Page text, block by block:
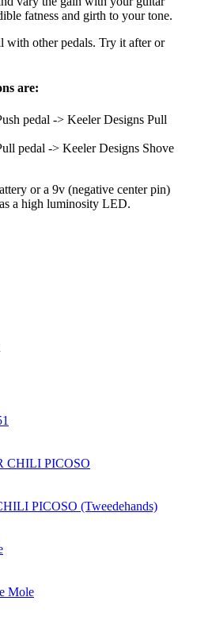
fatness and girth to your tone.
with other pedals. Try it after or
are:
pedal -> Keeler Designs Pull
pedal -> Keeler Designs Shove
or a 9v (negative center pin)
a high luminosity LED.
PICOSO (Tweedehands)
Mole